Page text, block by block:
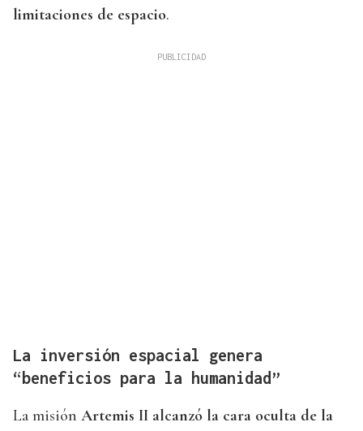
limitaciones de espacio.
La inversión espacial genera
“beneficios para la humanidad”
La misión Artemis II alcanzó la cara oculta de la